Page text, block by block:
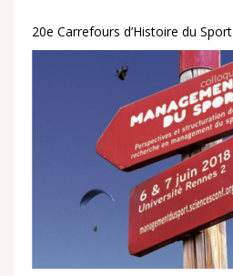
20e Carrefours d’Histoire du Sport